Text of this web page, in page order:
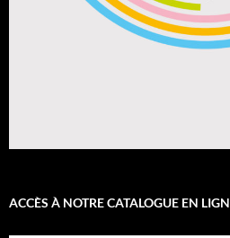
ACCÈS À NOTRE CATALOGUE EN